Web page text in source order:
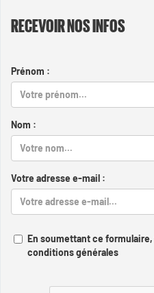
RECEVOIR NOS INFOS
Prénom :
Nom :
Votre adresse e-mail :
En soumettant ce
conditions générales